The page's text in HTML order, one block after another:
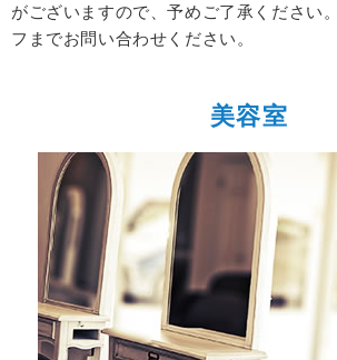
がございますので、予めご了承ください
フまでお問い合わせください。
美容室